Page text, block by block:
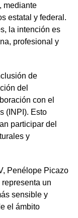
mediante
estatal y federal.
la intención es
profesional y
de
del
con el
(INPI). Esto
participar del
y
Penélope Picazo
un
sensible y
el ámbito